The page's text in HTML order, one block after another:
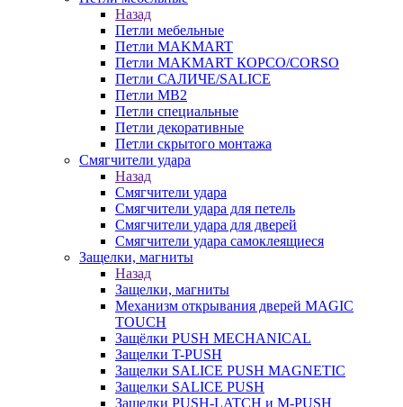
Назад
Петли мебельные
Петли MAKMART
Петли MAKMART КОРСО/CORSO
Петли САЛИЧЕ/SALICE
Петли MB2
Петли специальные
Петли декоративные
Петли скрытого монтажа
Смягчители удара
Назад
Смягчители удара
Смягчители удара для петель
Смягчители удара для дверей
Cмягчители удара самоклеящиеся
Защелки, магниты
Назад
Защелки, магниты
Механизм открывания дверей MAGIC
TOUCH
Защёлки PUSH MECHANICAL
Защелки T-PUSH
Защелки SALICE PUSH MAGNETIC
Защелки SALICE PUSH
Защелки PUSH-LATCH и M-PUSH